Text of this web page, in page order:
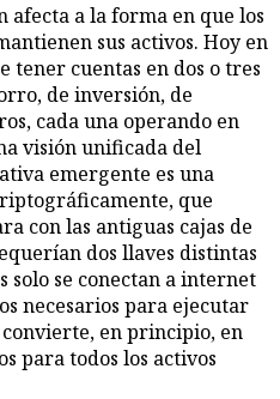
a la forma en que los
sus activos. Hoy en
tener cuentas en dos o tres
de inversión, de
cada una operando en
visión unificada del
emergente es una
que
con las antiguas cajas de
dos llaves distintas
solo se conectan a internet
necesarios para ejecutar
en principio, en
para todos los activos